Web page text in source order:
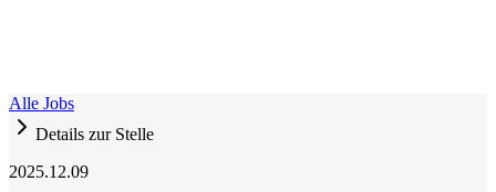
Alle Jobs
Details zur Stelle
2025.12.09